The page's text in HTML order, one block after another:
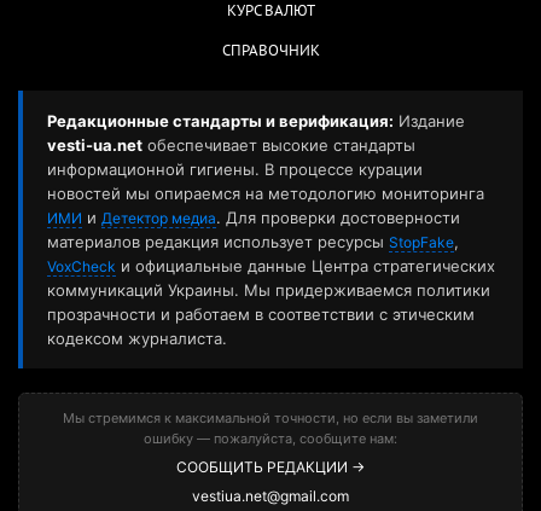
КУРС ВАЛЮТ
СПРАВОЧНИК
Редакционные стандарты и верификация: Издание
vesti-ua.net обеспечивает высокие стандарты
информационной гигиены. В процессе курации
новостей мы опираемся на методологию мониторинга
ИМИ и Детектор медиа. Для проверки достоверности
материалов редакция использует ресурсы StopFake,
VoxCheck и официальные данные Центра стратегических
коммуникаций Украины. Мы придерживаемся политики
прозрачности и работаем в соответствии с этическим
кодексом журналиста.
Мы стремимся к максимальной точности, но если вы заметили
ошибку — пожалуйста, сообщите нам:
СООБЩИТЬ РЕДАКЦИИ →
vestiua.net@gmail.com